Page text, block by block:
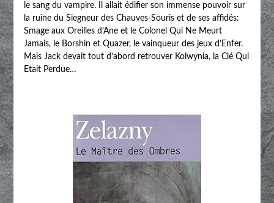
le sang du vampire. Il allait édifier son immense pouvoir sur
la ruine du Siegneur des Chauves-Souris et de ses affidés:
Smage aux Oreilles d’Ane et le Colonel Qui Ne Meurt
Jamais, le Borshin et Quazer, le vainqueur des jeux d’Enfer.
Mais Jack devait tout d’abord retrouver Kolwynia, la Clé Qui
Etait Perdue…